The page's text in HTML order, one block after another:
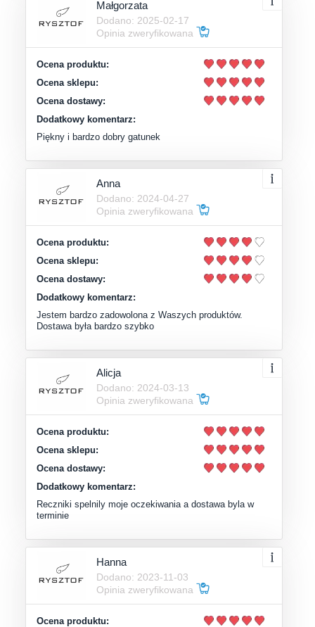
Małgorzata
Dodano: 2025-02-17
Opinia zweryfikowana
Ocena produktu:
Ocena sklepu:
Ocena dostawy:
Dodatkowy komentarz:
Piękny i bardzo dobry gatunek
Anna
Dodano: 2024-04-27
Opinia zweryfikowana
Ocena produktu:
Ocena sklepu:
Ocena dostawy:
Dodatkowy komentarz:
Jestem bardzo zadowolona z Waszych produktów.
Dostawa była bardzo szybko
Alicja
Dodano: 2024-03-13
Opinia zweryfikowana
Ocena produktu:
Ocena sklepu:
Ocena dostawy:
Dodatkowy komentarz:
Reczniki spelnily moje oczekiwania a dostawa byla w
terminie
Hanna
Dodano: 2023-11-03
Opinia zweryfikowana
Ocena produktu: